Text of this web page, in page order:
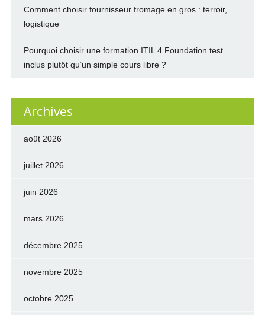
Comment choisir fournisseur fromage en gros : terroir,
logistique
Pourquoi choisir une formation ITIL 4 Foundation test
inclus plutôt qu’un simple cours libre ?
Archives
août 2026
juillet 2026
juin 2026
mars 2026
décembre 2025
novembre 2025
octobre 2025